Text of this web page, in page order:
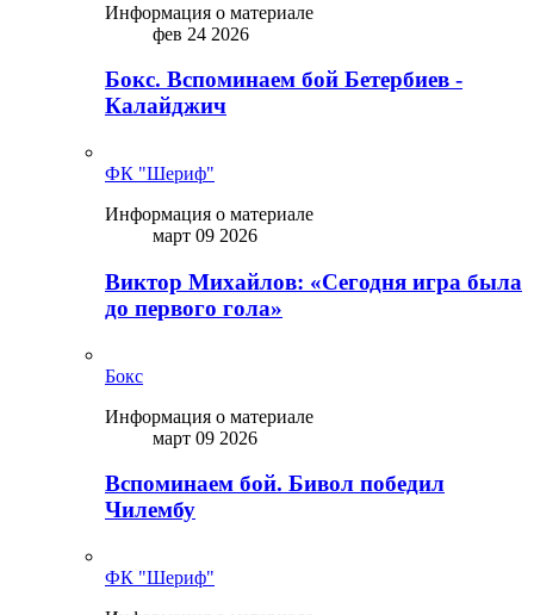
Информация о материале
фев 24 2026
Бокс. Вспоминаем бой Бетербиев -
Калайджич
ФК "Шериф"
Информация о материале
март 09 2026
Виктор Михайлов: «Сегодня игра была
до первого гола»
Бокс
Информация о материале
март 09 2026
Вспоминаем бой. Бивол победил
Чилембу
ФК "Шериф"